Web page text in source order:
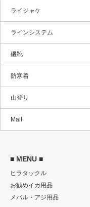
ライジャケ
ラインシステム
磯靴
防寒着
山登り
Mail
■ MENU ■
ヒラタックル
お勧めイカ用品
メバル・アジ用品